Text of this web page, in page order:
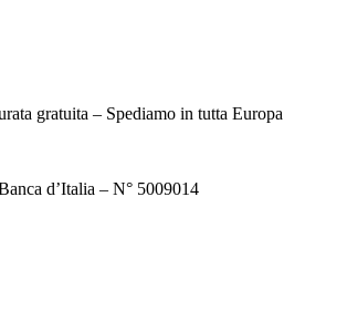
gratuita – Spediamo in tutta Europa
d’Italia – N° 5009014